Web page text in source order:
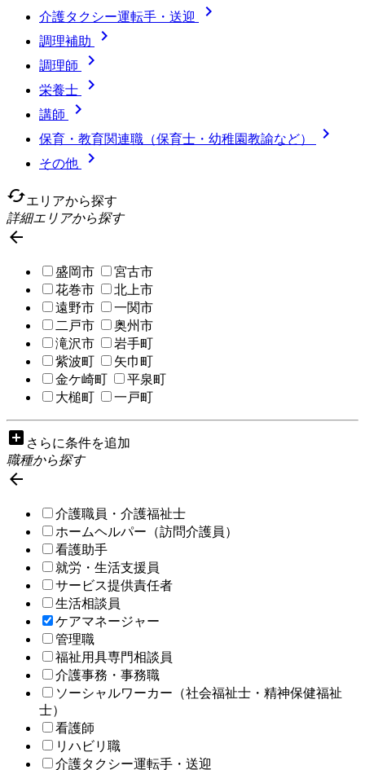
介護タクシー運転手・送迎 
調理補助 
調理師 
栄養士 
講師 
保育・教育関連職（保育士・幼稚園教諭など） 
その他

cachedエリアから探す
詳細エリアから探す

盛岡市
宮古市
花巻市
北上市
遠野市
一関市
二戸市
奥州市
滝沢市
岩手町
紫波町
矢巾町
金ケ崎町
平泉町
大槌町
一戸町
add_box さらに条件を追加
職種から探す

介護職員・介護福祉士
ホームヘルパー（訪問介護員）
看護助手
就労・生活支援員
サービス提供責任者
生活相談員
ケアマネージャー
管理職
福祉用具専門相談員
介護事務・事務職
ソーシャルワーカー（社会福祉士・精神保健福祉
士）
看護師
リハビリ職
介護タクシー運転手・送迎